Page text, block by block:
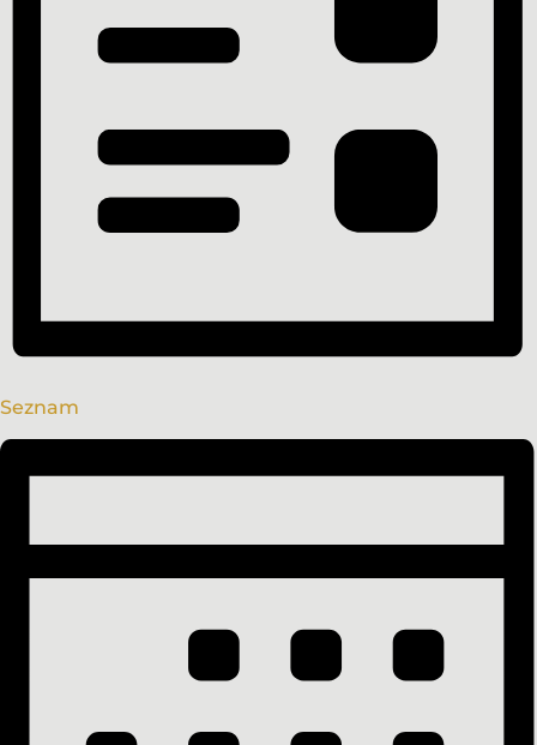
Seznam